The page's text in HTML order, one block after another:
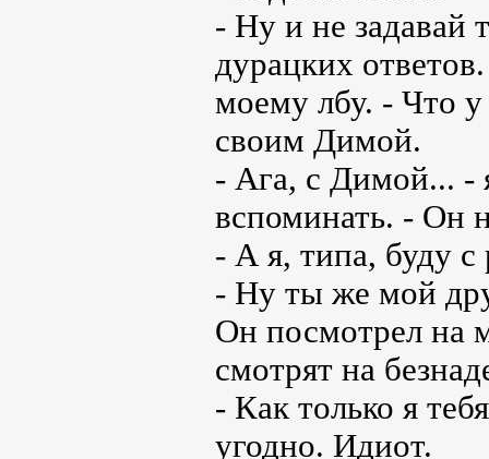
- Ну и не задавай
дурацких
моему лбу. - Что у
своим Димой.
- Ага, с Димой... -
вспоминать. - Он
- А я, типа, буду с
- Ну ты же мой
Он посмотрел на
смотрят на
- Как только я
угодно. Идиот.